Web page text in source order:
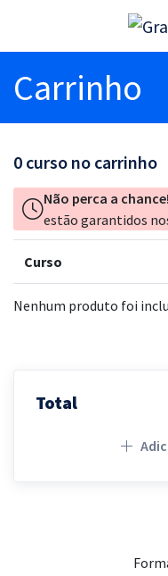
Carrinho
0 curso no carrinho
Não perca a chance!
estão garantidos
Curso
Nenhum produto foi
Total